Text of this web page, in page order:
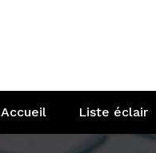
Accueil Liste éclair